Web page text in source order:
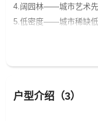
4.阔园林——城市艺术
5.低密度——城市稀缺
户型介绍（3）